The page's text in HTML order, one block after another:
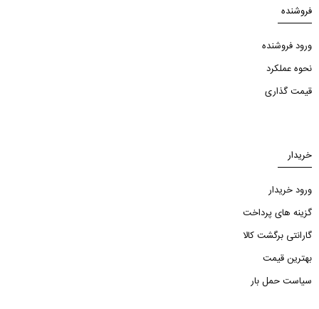
فروشنده
ورود فروشنده
نحوه عملکرد
قیمت گذاری
خریدار
ورود خریدار
گزینه های پرداخت
گارانتی برگشت کالا
بهترین قیمت
سیاست حمل بار